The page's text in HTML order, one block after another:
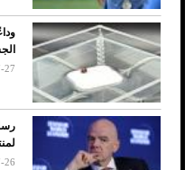
27
26